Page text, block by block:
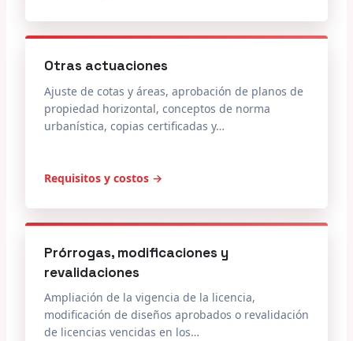
Otras actuaciones
Ajuste de cotas y áreas, aprobación de planos de
propiedad horizontal, conceptos de norma
urbanística, copias certificadas y…
Requisitos y costos →
Prórrogas, modificaciones y
revalidaciones
Ampliación de la vigencia de la licencia,
modificación de diseños aprobados o revalidación
de licencias vencidas en los…